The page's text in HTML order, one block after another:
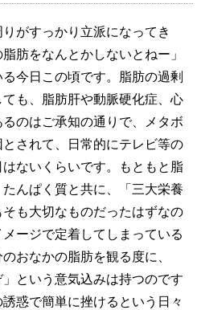
がすっかり立派になってき
肪をなんとかしないとねー」
今日この頃です。脂肪の過剰
も、脂肪肝や動脈硬化症、心
のはご承知の通りで、メタボ
されて、日常的にテレビ等の
ないくらいです。もともと脂
んぱく質と共に、「三大栄養
も大切なものだったはずなの
ージで定着してしまっている
おなかの脂肪を観る度に、
」という意気込みは持つのです
惑で簡単に挫けるという日々